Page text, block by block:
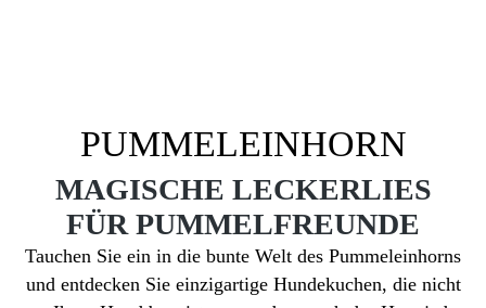
PUMMELEINHORN
MAGISCHE LECKERLIES
FÜR PUMMELFREUNDE
Tauchen Sie ein in die bunte Welt des Pummeleinhorns
und entdecken Sie einzigartige Hundekuchen, die nicht